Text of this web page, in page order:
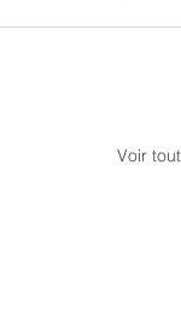
Voir tout